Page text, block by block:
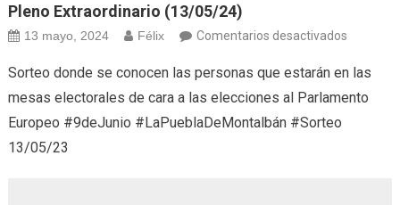
Pleno Extraordinario (13/05/24)
13 mayo, 2024 Félix Comentarios desactivadosen
(13/05/
Sorteo donde se conocen las personas que estarán en las
mesas electorales de cara a las elecciones al Parlamento
Europeo #9deJunio #LaPueblaDeMontalbán #Sorteo
13/05/23